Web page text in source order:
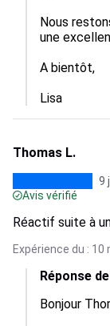
Nous
une
A bientôt,
Lisa
Thomas L.
9
Avis vérifié
Réactif suite à
Expérience du : 10
Réponse
Bonjour